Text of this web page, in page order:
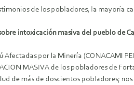
de los pobladores, la mayoría
intoxicación masiva del pueblo de
Afectadas por la Minería (CONACAMI
MASIVA de los pobladores de
de más de doscientos pobladores;